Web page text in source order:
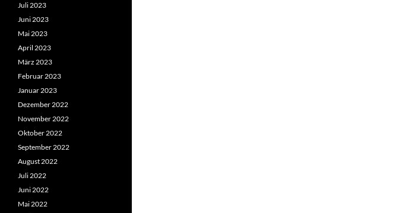
Juli 2023
Juni 2023
Mai 2023
April 2023
März 2023
Februar 2023
Januar 2023
Dezember 2022
November 2022
Oktober 2022
September 2022
August 2022
Juli 2022
Juni 2022
Mai 2022